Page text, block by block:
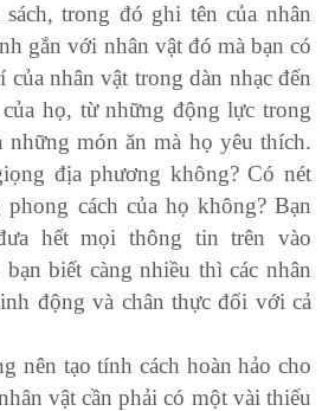
trong đó ghi tên của nhân
gắn với nhân vật đó mà bạn có
nhân vật trong dàn nhạc đến
họ, từ những động lực trong
những món ăn mà họ yêu thích.
địa phương không? Có nét
cách của họ không? Bạn
hết mọi thông tin trên vào
biết càng nhiều thì các nhân
động và chân thực đối với cả
nên tạo tính cách hoàn hảo cho
vật cần phải có một vài thiếu